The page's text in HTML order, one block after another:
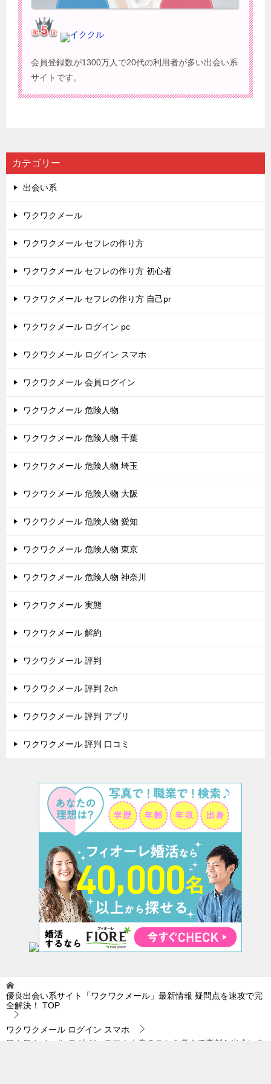
イククル
会員登録数が1300万人で20代の利用者が多い出会い系
サイトです。
カテゴリー
出会い系
ワクワクメール
ワクワクメール セフレの作り方
ワクワクメール セフレの作り方 初心者
ワクワクメール セフレの作り方 自己pr
ワクワクメール ログイン pc
ワクワクメール ログイン スマホ
ワクワクメール 会員ログイン
ワクワクメール 危険人物
ワクワクメール 危険人物 千葉
ワクワクメール 危険人物 埼玉
ワクワクメール 危険人物 大阪
ワクワクメール 危険人物 愛知
ワクワクメール 危険人物 東京
ワクワクメール 危険人物 神奈川
ワクワクメール 実態
ワクワクメール 解約
ワクワクメール 評判
ワクワクメール 評判 2ch
ワクワクメール 評判 アプリ
ワクワクメール 評判 口コミ
優良出会い系サイト「ワクワクメール」最新情報 疑問点を速攻で完
全解決！
TOP
ワクワクメール ログイン スマホ
ワクワクメール ログイン スマホ｜先のことを考えて真剣な出会いを